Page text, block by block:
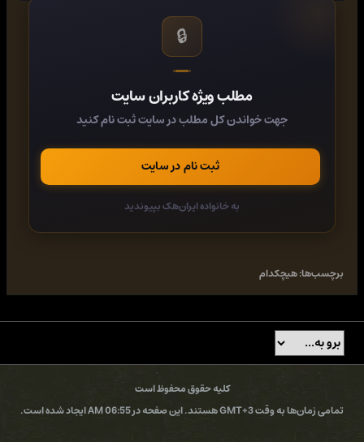
Fiction, Literature, Science Fiction & Fantasy, Short Stories,
Literary Fiction, Alternate Realities - Fiction, Other Science Fiction
Science Fiction Short Stories
https://ddownload.com/su8c8q4h9m28
کد:
https://rapidgator.net/file/8b3f075e5b8a6159d70a61f8623c1b5d/
کد:
🔒
مطلب ویژه کاربران سایت
جهت خواندن کل مطلب در سایت ثبت نام کنید
ثبت نام در سایت
به خانواده ایران‌هک بپیوندید
برچسب‌ها:هیچکدام
کلیه حقوق محفوظ است
تمامی زمان‌ها به وقت GMT+3 هستند. این صفحه در 06:55 AM ایجاد شده است.